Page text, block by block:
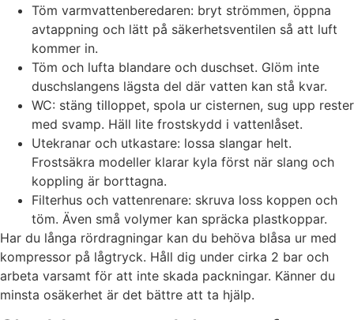
Töm varmvattenberedaren: bryt strömmen, öppna
avtappning och lätt på säkerhetsventilen så att luft
kommer in.
Töm och lufta blandare och duschset. Glöm inte
duschslangens lägsta del där vatten kan stå kvar.
WC: stäng tilloppet, spola ur cisternen, sug upp rester
med svamp. Häll lite frostskydd i vattenlåset.
Utekranar och utkastare: lossa slangar helt.
Frostsäkra modeller klarar kyla först när slang och
koppling är borttagna.
Filterhus och vattenrenare: skruva loss koppen och
töm. Även små volymer kan spräcka plastkoppar.
Har du långa rördragningar kan du behöva blåsa ur med
kompressor på lågtryck. Håll dig under cirka 2 bar och
arbeta varsamt för att inte skada packningar. Känner du
minsta osäkerhet är det bättre att ta hjälp.